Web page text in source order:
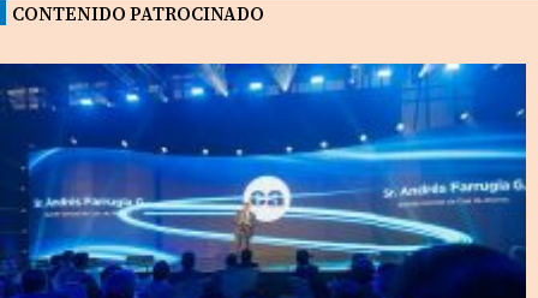
CONTENIDO PATROCINADO